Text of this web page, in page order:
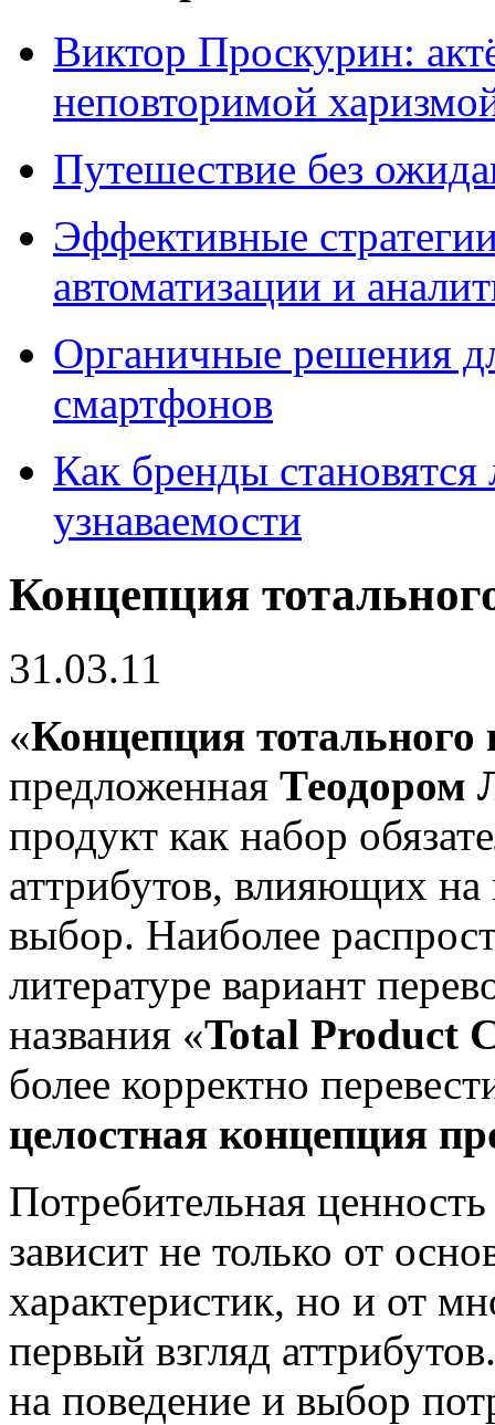
Виктор Проскурин:
неповторимой
Путешествие без
Эффективные
автоматизации и
Органичные решения
смартфонов
Как бренды
узнаваемости
Концепция
31.03.11
«Концепция тотального
предложенная Теодором
продукт как набор
аттрибутов, влияющих на
выбор. Наиболее
литературе вариант
названия «Total Product
более корректно
целостная концепция
Потребительная
зависит не только от
характеристик, но и от
первый взгляд аттрибутов.
на поведение и выбор